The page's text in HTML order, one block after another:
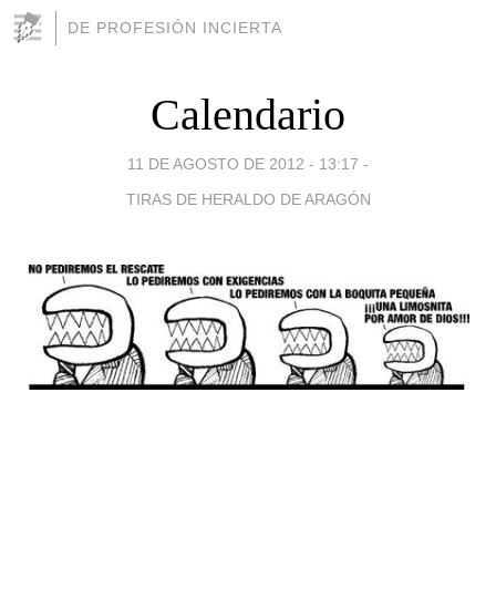
DE PROFESIÓN INCIERTA
Calendario
11 DE AGOSTO DE 2012 - 13:17 -
TIRAS DE HERALDO DE ARAGÓN